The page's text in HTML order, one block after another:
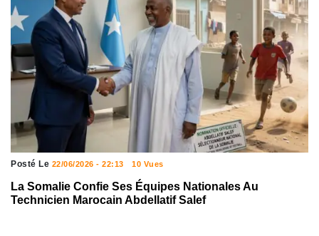
Posté Le 22/06/2026 - 22:13 10 Vues
La Somalie Confie Ses Équipes Nationales Au
Technicien Marocain Abdellatif Salef